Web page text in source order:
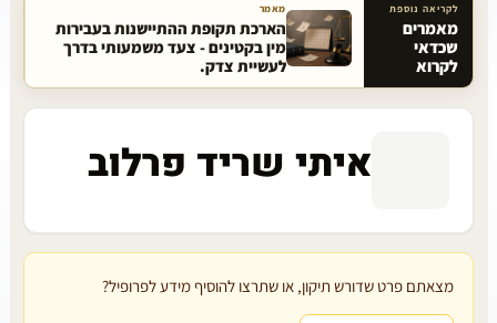
מאמרים קשורים באתר
לקריאה נוספת
מאמרים
שכדאי
לקרוא
מאמר
הארכת תקופת ההתיישנות בעבירות
מין בקטינים - צעד משמעותי בדרך
לעשיית צדק.
איתי שריד פרלוב
מצאתם פרט שדורש תיקון, או שתרצו להוסיף מידע לפרופיל?